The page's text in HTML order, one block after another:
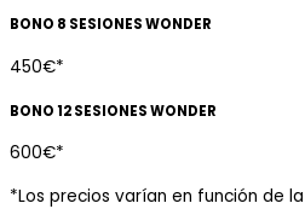
BONO 8 SESIONES WONDER
450€*
BONO 12 SESIONES WONDER
600€*
*Los precios varían en función de